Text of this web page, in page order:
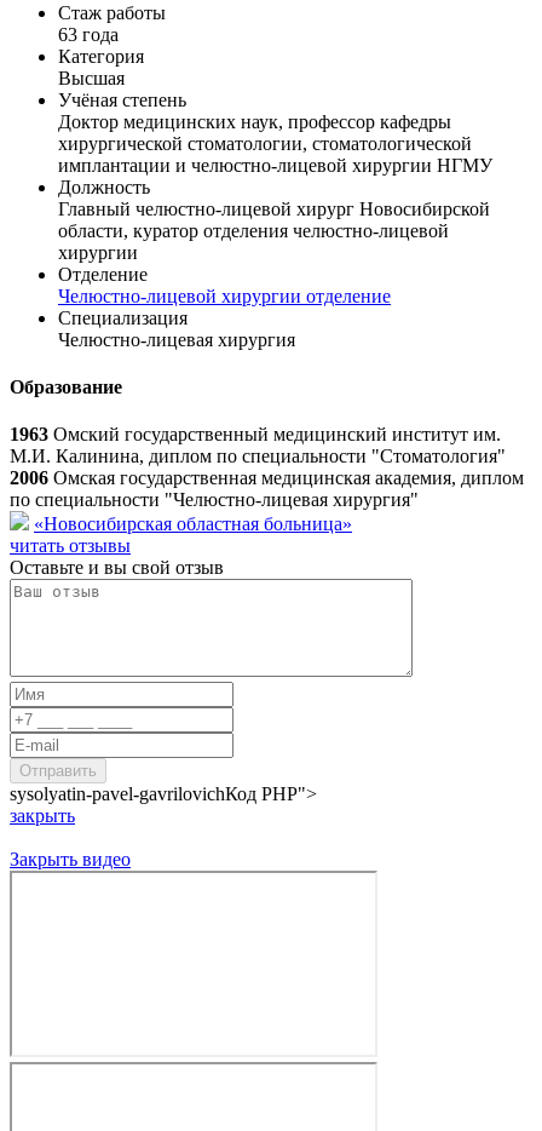
Стаж работы
63 года
Категория
Высшая
Учёная степень
Доктор медицинских наук, профессор кафедры
хирургической стоматологии, стоматологической
имплантации и челюстно-лицевой хирургии НГМУ
Должность
Главный челюстно-лицевой хирург Новосибирской
области, куратор отделения челюстно-лицевой
хирургии
Отделение
Челюстно-лицевой хирургии отделение
Специализация
Челюстно-лицевая хирургия
Образование
1963 Омский государственный медицинский институт им.
М.И. Калинина, диплом по специальности "Стоматология"
2006 Омская государственная медицинская академия, диплом
по специальности "Челюстно-лицевая хирургия"
«Новосибирская областная больница»
читать отзывы
Оставьте и вы свой отзыв
sysolyatin-pavel-gavrilovichКод PHP">
закрыть
Закрыть видео